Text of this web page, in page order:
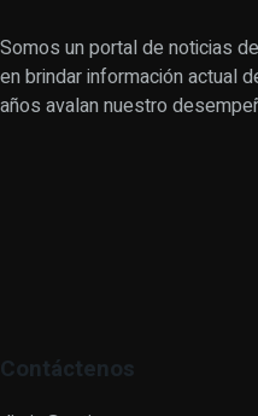
Somos un portal de noticias
en brindar información actual
años avalan nuestro
Contáctenos